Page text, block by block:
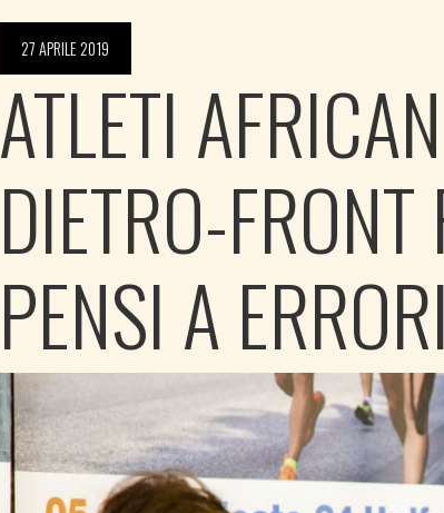
27 APRILE 2019
ATLETI
DIETRO-
PENSI A